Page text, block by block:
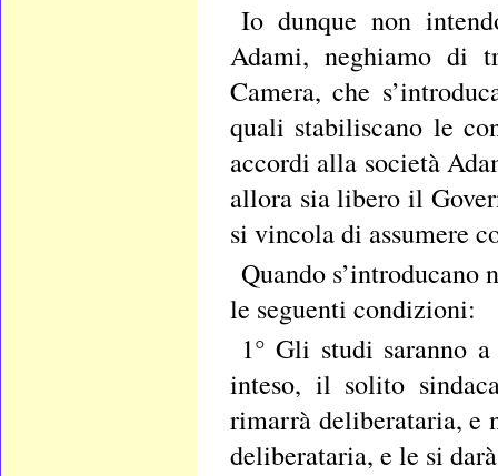
Io dunque non
Adami, neghiamo di
Camera, che
quali stabiliscano le
accordi alla società
allora sia libero il
si vincola di assumere
Quando s’introducano
le seguenti condizioni:
1° Gli studi saranno
inteso, il solito
rimarrà deliberataria, e
deliberataria, e le si